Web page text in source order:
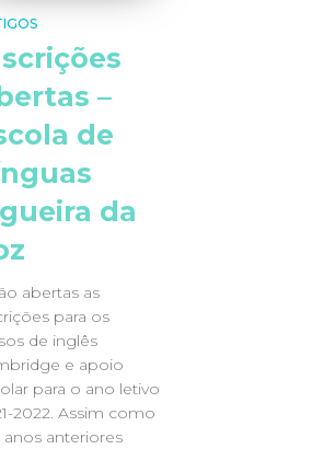
–
de
da
abertas as
para os
de inglês
e apoio
para o ano letivo
2022. Assim como
anos anteriores